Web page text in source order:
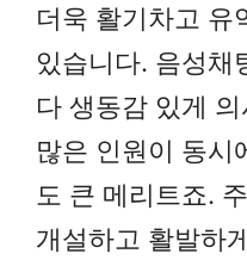
더욱 활기차고 유
있습니다. 음성채
다 생동감 있게
많은 인원이 동시
도 큰 메리트죠.
개설하고 활발하